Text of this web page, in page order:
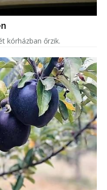
kórházban őrzik.